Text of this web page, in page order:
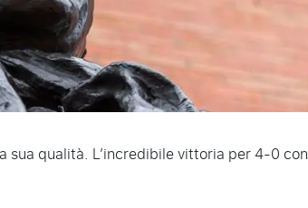
qualità. L’incredibile vittoria per 4-0